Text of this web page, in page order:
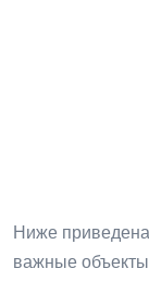
Ниже
важные